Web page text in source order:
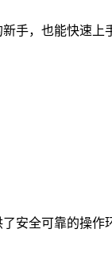
手，也能快速上
安全可靠的操作